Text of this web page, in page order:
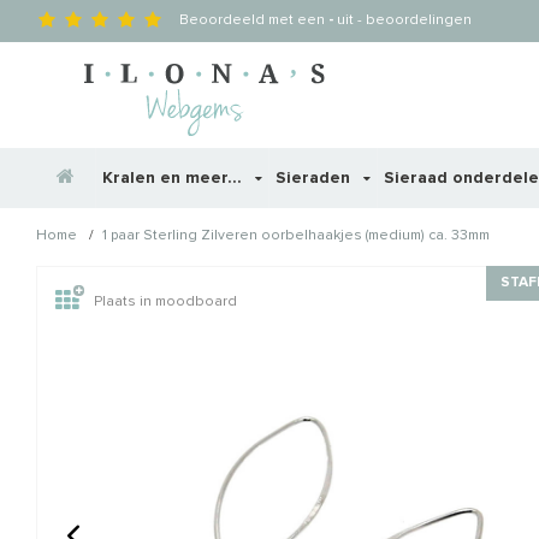
Beoordeeld met een - uit - beoordelingen
Kralen en meer... Sieraden Sieraad
Home / 1 paar Sterling Zilveren oorbelhaakjes (medium) ca. 33mm
Wellicht zijn deze
Plaats in moodboard